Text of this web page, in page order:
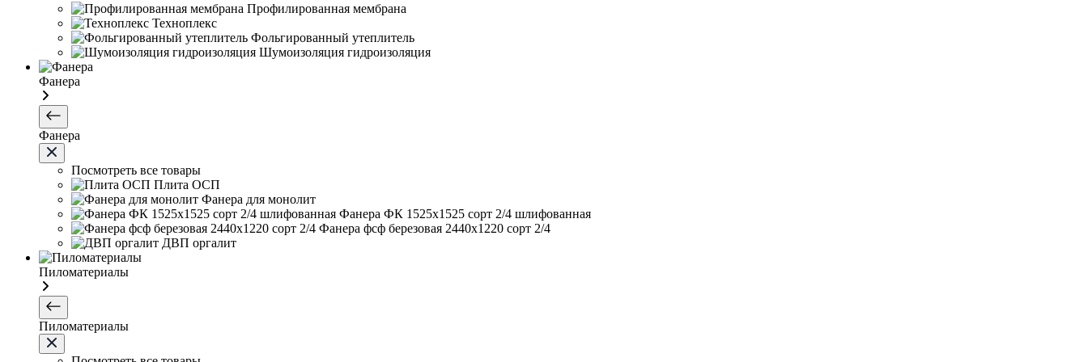
Профилированная мембрана
Техноплекс
Фольгированный утеплитель
Шумоизоляция гидроизоляция
Фанера
Фанера
Посмотреть все товары
Плита ОСП
Фанера для монолит
Фанера ФК 1525х1525 сорт 2/4 шлифованная
Фанера фсф березовая 2440х1220 сорт 2/4
ДВП оргалит
Пиломатериалы
Пиломатериалы